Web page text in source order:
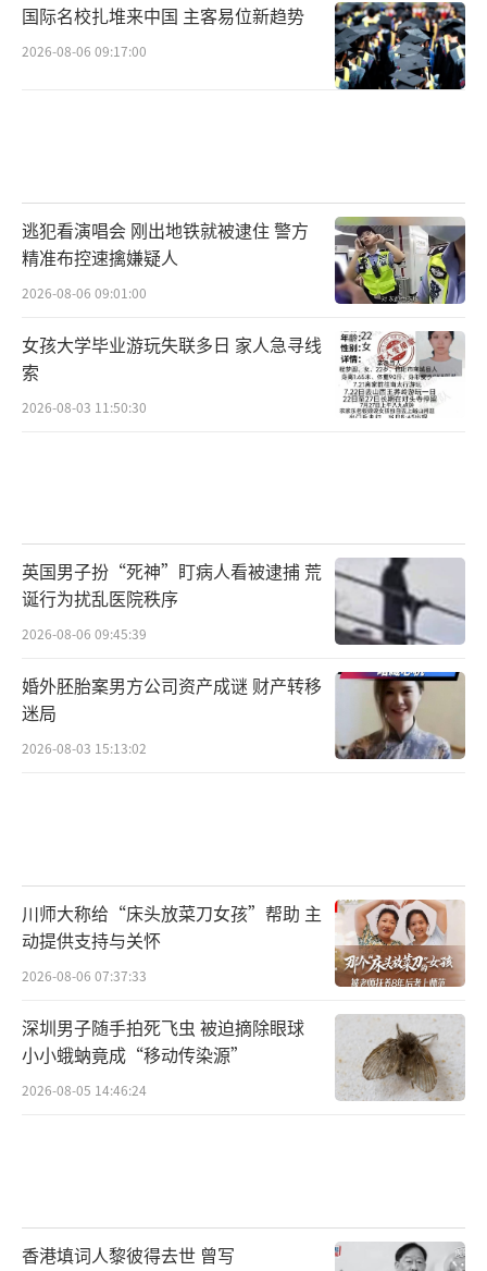
国际名校扎堆来中国 主客易位新趋势
2026-08-06 09:17:00
逃犯看演唱会 刚出地铁就被逮住 警方
精准布控速擒嫌疑人
2026-08-06 09:01:00
女孩大学毕业游玩失联多日 家人急寻线
索
2026-08-03 11:50:30
英国男子扮“死神”盯病人看被逮捕 荒
诞行为扰乱医院秩序
2026-08-06 09:45:39
婚外胚胎案男方公司资产成谜 财产转移
迷局
2026-08-03 15:13:02
川师大称给“床头放菜刀女孩”帮助 主
动提供支持与关怀
2026-08-06 07:37:33
深圳男子随手拍死飞虫 被迫摘除眼球
小小蛾蚋竟成“移动传染源”
2026-08-05 14:46:24
香港填词人黎彼得去世 曾写